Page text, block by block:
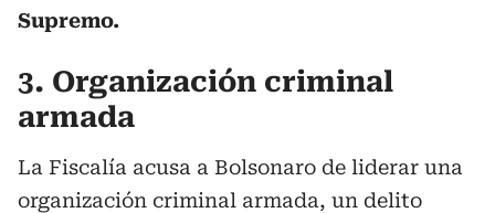
Supremo.
3. Organización criminal
armada
La Fiscalía acusa a Bolsonaro de liderar una
organización criminal armada, un delito